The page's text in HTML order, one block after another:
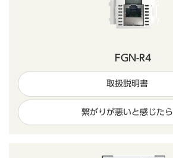
FGN-R4
取扱説明書
繋がりが悪いと感じたら